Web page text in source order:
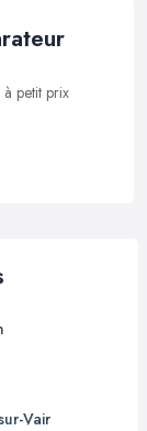
petit prix
Vair